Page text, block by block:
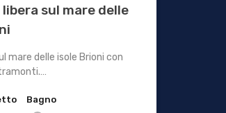
sul mare delle
mare delle isole Brioni con
Bagno